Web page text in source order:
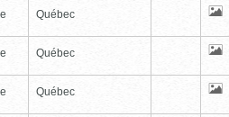
Québec
Québec
Québec